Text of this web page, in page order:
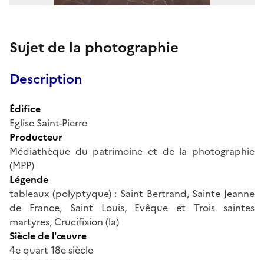
Sujet de la photographie
Description
Édifice
Eglise Saint-Pierre
Producteur
Médiathèque du patrimoine et de la photographie
(MPP)
Légende
tableaux (polyptyque) : Saint Bertrand, Sainte Jeanne
de France, Saint Louis, Evêque et Trois saintes
martyres, Crucifixion (la)
Siècle de l'œuvre
4e quart 18e siècle